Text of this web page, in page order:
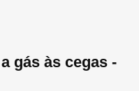
gás às cegas -